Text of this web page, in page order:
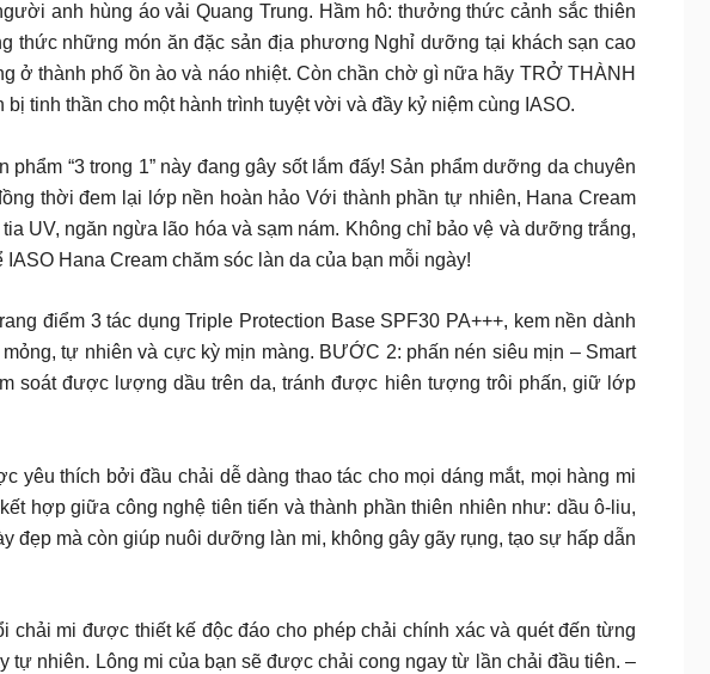
anh hùng áo vải Quang Trung. Hầm hô: thưởng thức cảnh sắc thiên
thức những món ăn đặc sản địa phương Nghỉ dưỡng tại khách sạn cao
ở thành phố ồn ào và náo nhiệt. Còn chần chờ gì nữa hãy TRỞ THÀNH
tinh thần cho một hành trình tuyệt vời và đầy kỷ niệm cùng IASO.
“3 trong 1” này đang gây sốt lắm đấy! Sản phẩm dưỡng da chuyên
thời đem lại lớp nền hoàn hảo Với thành phần tự nhiên, Hana Cream
UV, ngăn ngừa lão hóa và sạm nám. Không chỉ bảo vệ và dưỡng trắng,
Hana Cream chăm sóc làn da của bạn mỗi ngày!
điểm 3 tác dụng Triple Protection Base SPF30 PA+++, kem nền dành
tự nhiên và cực kỳ mịn màng. BƯỚC 2: phấn nén siêu mịn – Smart
soát được lượng dầu trên da, tránh được hiên tượng trôi phấn, giữ lớp
yêu thích bởi đầu chải dễ dàng thao tác cho mọi dáng mắt, mọi hàng mi
hợp giữa công nghệ tiên tiến và thành phần thiên nhiên như: dầu ô-liu,
đẹp mà còn giúp nuôi dưỡng làn mi, không gây gãy rụng, tạo sự hấp dẫn
mi được thiết kế độc đáo cho phép chải chính xác và quét đến từng
tự nhiên. Lông mi của bạn sẽ được chải cong ngay từ lần chải đầu tiên. –